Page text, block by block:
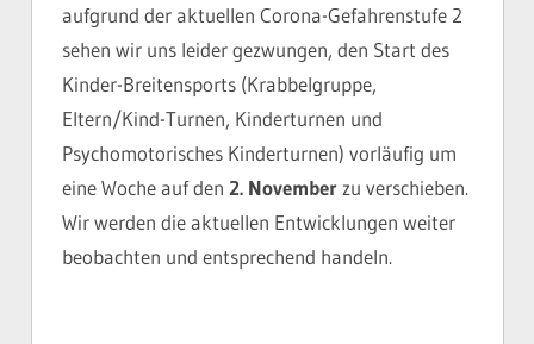
aufgrund der aktuellen Corona-Gefahrenstufe 2
sehen wir uns leider gezwungen, den Start des
Kinder-Breitensports (Krabbelgruppe,
Eltern/Kind-Turnen, Kinderturnen und
Psychomotorisches Kinderturnen) vorläufig um
eine Woche auf den 2. November zu verschieben.
Wir werden die aktuellen Entwicklungen weiter
beobachten und entsprechend handeln.